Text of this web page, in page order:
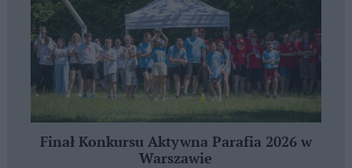
Finał Konkursu Aktywna Parafia 2026 w
Warszawie